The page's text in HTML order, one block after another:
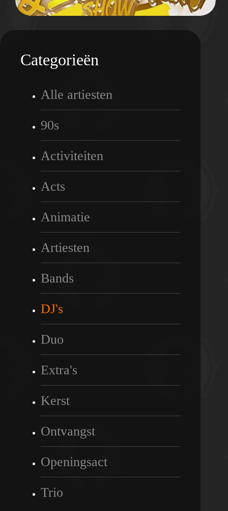
Categorieën
Alle artiesten
90s
Activiteiten
Acts
Animatie
Artiesten
Bands
DJ's
Duo
Extra's
Kerst
Ontvangst
Openingsact
Trio